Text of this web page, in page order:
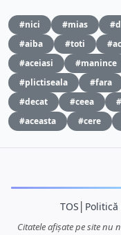
#nici #mias
#aiba
#toti
#aceiasi
#manince
#plictiseala
#fara
#decat
#ceea
#aceasta
#cere
TOS
Citatele afișate pe site nu